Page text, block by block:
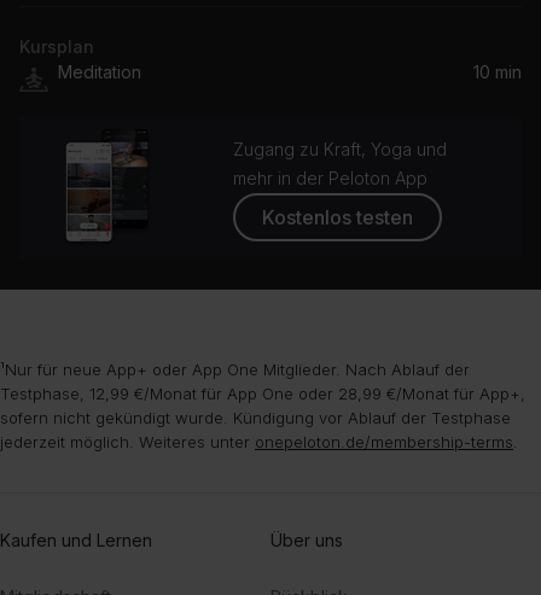
Kursplan
Meditation
10 min
Zugang zu Kraft, Yoga und
mehr in der Peloton App
Kostenlos testen
¹Nur für neue App+ oder App One Mitglieder. Nach Ablauf der
Testphase, 12,99 €/Monat für App One oder 28,99 €/Monat für App+,
sofern nicht gekündigt wurde. Kündigung vor Ablauf der Testphase
jederzeit möglich. Weiteres unter onepeloton.de/membership-terms
Kaufen und Lernen Über uns